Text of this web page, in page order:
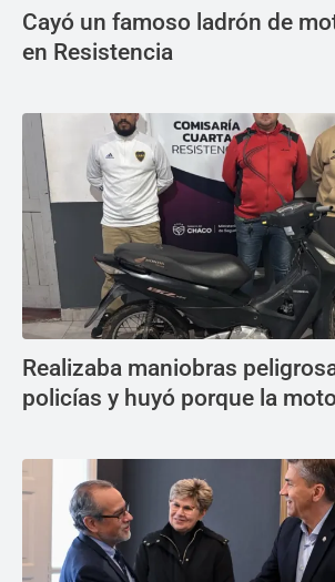
Cayó un famoso ladrón de
en Resistencia
Realizaba maniobras
policías y huyó porque la